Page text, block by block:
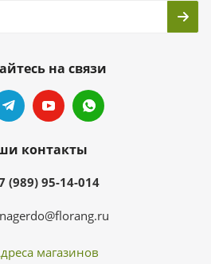
на связи
контакты
(989) 95-14-014
магазинов